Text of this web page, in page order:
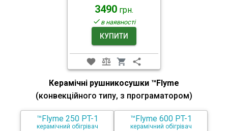
3490 грн.
в наявності
КУПИТИ
Керамічні рушникосушки ™Flyme
(конвекційного типу, з програматором)
™Flyme 250 PT-1
керамічний обігрівач
™Flyme 600 PT-1
керамічний обігрівач